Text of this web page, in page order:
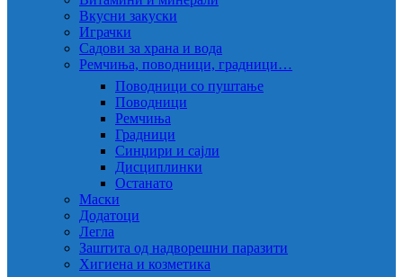
Вкусни закуски
Играчки
Садови за храна и вода
Ремчиња, поводници, градници…
Поводници со пуштање
Поводници
Ремчиња
Градници
Синџири и сајли
Дисциплинки
Останато
Маски
Додатоци
Легла
Заштита од надворешни паразити
Хигиена и козметика